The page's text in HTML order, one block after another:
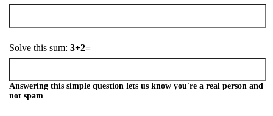
Solve this sum: 3+2=
Answering this simple question lets us know you're a real person and
not spam